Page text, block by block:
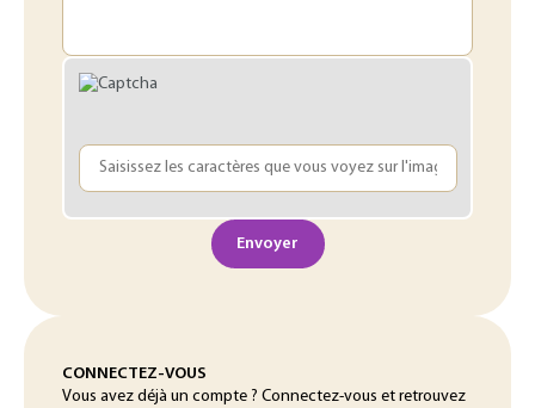
Envoyer
CONNECTEZ-VOUS
Vous avez déjà un compte ? Connectez-vous et retrouvez